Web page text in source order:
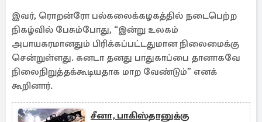
இவர், ரொறன்ரோ பல்கலைக்கழகத்தில் நடைபெற்ற
நிகழ்வில் பேசும்போது, “இன்று உலகம்
அபாயகரமானதும் பிரிக்கப்பட்டதுமான நிலைமைக்கு
சென்றுள்ளது. கனடா தனது பாதுகாப்பை தானாகவே
நிலைநிறுத்தக்கூடியதாக மாற வேண்டும்” எனக்
கூறினார்.
சீனா, பாகிஸ்தானுக்கு